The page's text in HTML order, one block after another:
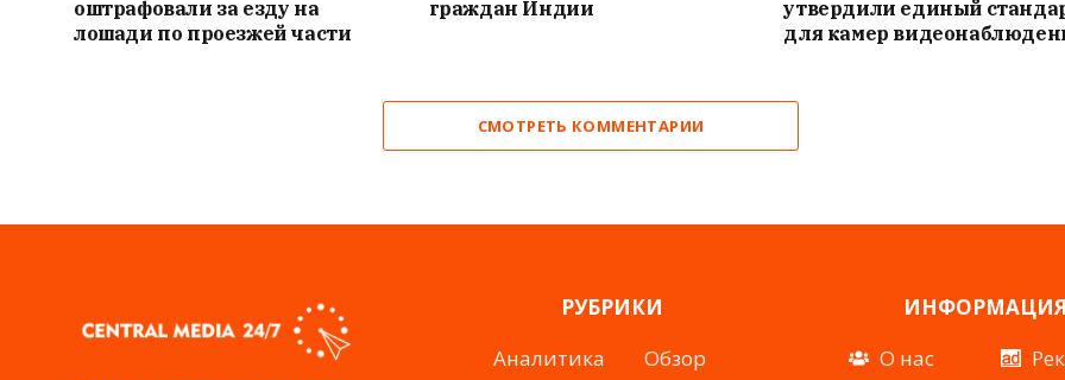
оштрафовали за езду на
лошади по проезжей части
граждан Индии
утвердили единый
для камер
СМОТРЕТЬ КОММЕНТАРИИ
РУБРИКИ
Аналитика
Обзор
ИНФОРМАЦИЯ
О нас